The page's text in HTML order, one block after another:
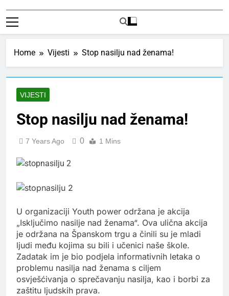
Home Vijesti Stop nasilju nad ženama!
VIJESTI
Stop nasilju nad ženama!
7 Years Ago 0 1 Mins
U organizaciji Youth power održana je akcija
„Isključimo nasilje nad ženama“. Ova ulična akcija
je održana na Španskom trgu a činili su je mladi
ljudi među kojima su bili i učenici naše škole.
Zadatak im je bio podjela informativnih letaka o
problemu nasilja nad ženama s ciljem
osvješćivanja o sprečavanju nasilja, kao i borbi za
zaštitu ljudskih prava.